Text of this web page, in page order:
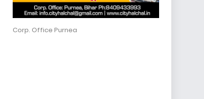
Corp. Office Purnea